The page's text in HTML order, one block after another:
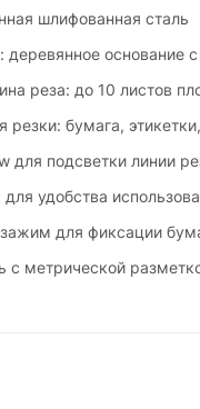
шлифованная сталь
деревянное
реза: до 10 листов
резки: бумага,
для подсветки линии
удобства
для фиксации
с метрической